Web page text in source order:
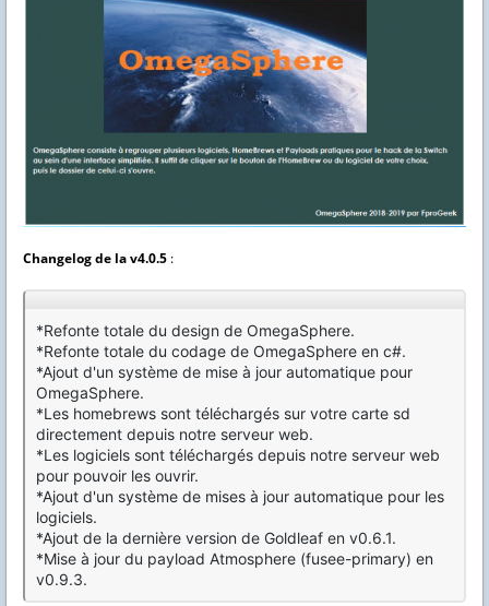
Changelogde lav4.0.5 :
*Refonte totale du design de OmegaSphere.
*Refonte totale du codage de OmegaSphere en c#.
*Ajout d'un système de mise à jour automatique pour
OmegaSphere.
*Les homebrews sont téléchargés sur votre carte sd
directement depuis notre serveur web.
*Les logiciels sont téléchargés depuis notre serveur web
pour pouvoir les ouvrir.
*Ajout d'un système de mises à jour automatique pour les
logiciels.
*Ajout de la dernière version de Goldleaf en v0.6.1.
*Mise à jour du payload Atmosphere (fusee-primary) en
v0.9.3.